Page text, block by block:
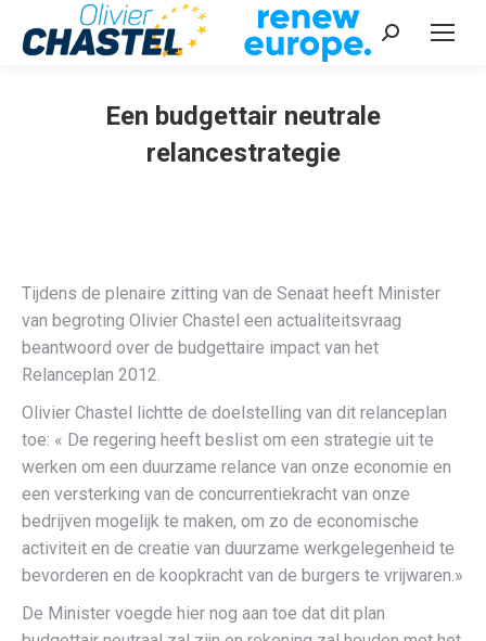
Recherche
Een budgettair neutrale
relancestrategie
Tijdens de plenaire zitting van de Senaat heeft Minister
van begroting Olivier Chastel een actualiteitsvraag
beantwoord over de budgettaire impact van het
Relanceplan 2012.
Olivier Chastel lichtte de doelstelling van dit relanceplan
toe: « De regering heeft beslist om een strategie uit te
werken om een duurzame relance van onze economie en
een versterking van de concurrentiekracht van onze
bedrijven mogelijk te maken, om zo de economische
activiteit en de creatie van duurzame werkgelegenheid te
bevorderen en de koopkracht van de burgers te vrijwaren.»
De Minister voegde hier nog aan toe dat dit plan